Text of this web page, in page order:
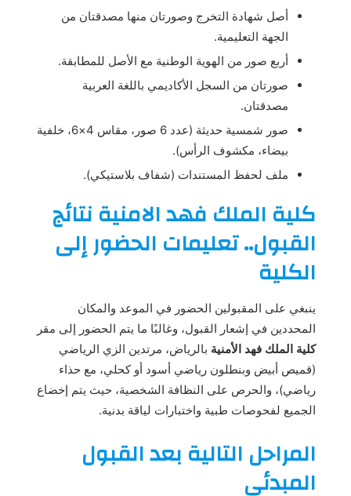
أصل شهادة التخرج وصورتان منها مصدقتان من
الجهة التعليمية.
أربع صور من الهوية الوطنية مع الأصل للمطابقة.
صورتان من السجل الأكاديمي باللغة العربية
مصدقتان.
صور شمسية حديثة (عدد 6 صور، مقاس 4×6، خلفية
بيضاء، مكشوف الرأس).
ملف لحفظ المستندات (شفاف بلاستيكي).
كلية الملك فهد الامنية نتائج
القبول.. تعليمات الحضور إلى
الكلية
ينبغي على المقبولين الحضور في الموعد والمكان
المحددين في إشعار القبول، وغالبًا ما يتم الحضور إلى مقر
كلية الملك فهد الأمنية بالرياض، مرتدين الزي الرياضي
(قميص أبيض وبنطلون رياضي أسود أو كحلي، مع حذاء
رياضي)، والحرص على النظافة الشخصية، حيث يتم إخضاع
الجميع لفحوصات طبية واختبارات لياقة بدنية.
المراحل التالية بعد القبول
المبدئي